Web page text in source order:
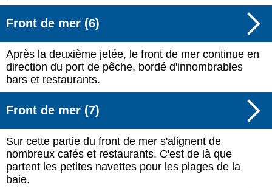
Front de mer (6)
Après la deuxième jetée, le front de mer continue en
direction du port de pêche, bordé d'innombrables
bars et restaurants.
Front de mer (7)
Sur cette partie du front de mer s'alignent de
nombreux cafés et restaurants. C'est de là que
partent les petites navettes pour les plages de la
baie.